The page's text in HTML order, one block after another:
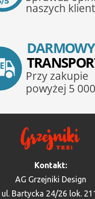
Kontakt:
AG Grzejniki Design
ul. Bartycka 24/26 lok.